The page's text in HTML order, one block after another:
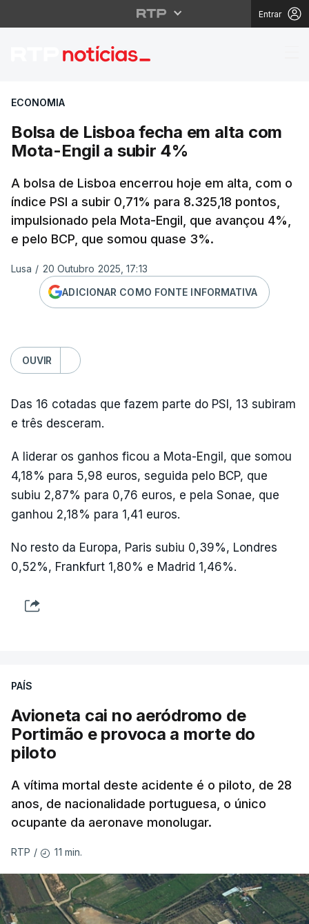
Entrar
Bolsa de Lisboa
ECONOMIA
Bolsa de Lisboa fecha em alta com
Mota-Engil a subir 4%
A bolsa de Lisboa encerrou hoje em alta, com o
índice PSI a subir 0,71% para 8.325,18 pontos,
impulsionado pela Mota-Engil, que avançou 4%,
e pelo BCP, que somou quase 3%.
Lusa / 20 Outubro 2025, 17:13
ADICIONAR COMO FONTE INFORMATIVA
OUVIR
Das 16 cotadas que fazem parte do PSI, 13 subiram
e três desceram.
A liderar os ganhos ficou a Mota-Engil, que somou
4,18% para 5,98 euros, seguida pelo BCP, que
subiu 2,87% para 0,76 euros, e pela Sonae, que
ganhou 2,18% para 1,41 euros.
No resto da Europa, Paris subiu 0,39%, Londres
0,52%, Frankfurt 1,80% e Madrid 1,46%.
PAÍS
Avioneta cai no aeródromo de
Portimão e provoca a morte do
piloto
A vítima mortal deste acidente é o piloto, de 28
anos, de nacionalidade portuguesa, o único
ocupante da aeronave monolugar.
RTP / 11 min.